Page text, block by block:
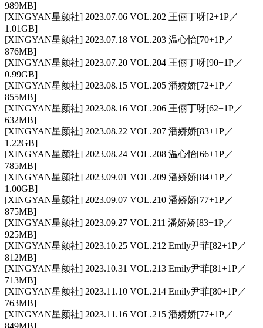
989MB]
[XINGYAN星颜社] 2023.07.06 VOL.202 王俪丁呀[2+1P／
1.01GB]
[XINGYAN星颜社] 2023.07.18 VOL.203 温心怡[70+1P／
876MB]
[XINGYAN星颜社] 2023.07.20 VOL.204 王俪丁呀[90+1P／
0.99GB]
[XINGYAN星颜社] 2023.08.15 VOL.205 潘娇娇[72+1P／
855MB]
[XINGYAN星颜社] 2023.08.16 VOL.206 王俪丁呀[62+1P／
632MB]
[XINGYAN星颜社] 2023.08.22 VOL.207 潘娇娇[83+1P／
1.22GB]
[XINGYAN星颜社] 2023.08.24 VOL.208 温心怡[66+1P／
785MB]
[XINGYAN星颜社] 2023.09.01 VOL.209 潘娇娇[84+1P／
1.00GB]
[XINGYAN星颜社] 2023.09.07 VOL.210 潘娇娇[77+1P／
875MB]
[XINGYAN星颜社] 2023.09.27 VOL.211 潘娇娇[83+1P／
925MB]
[XINGYAN星颜社] 2023.10.25 VOL.212 Emily尹菲[82+1P／
812MB]
[XINGYAN星颜社] 2023.10.31 VOL.213 Emily尹菲[81+1P／
713MB]
[XINGYAN星颜社] 2023.11.10 VOL.214 Emily尹菲[80+1P／
763MB]
[XINGYAN星颜社] 2023.11.16 VOL.215 潘娇娇[77+1P／